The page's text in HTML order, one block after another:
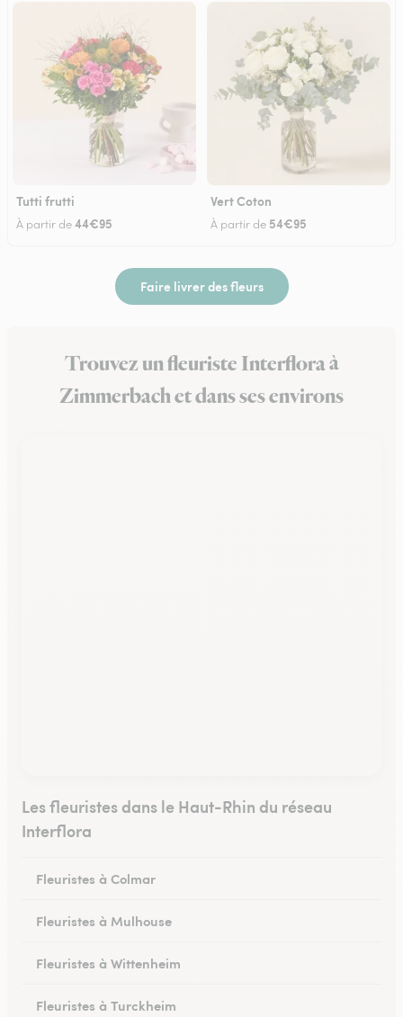
Tutti frutti
À partir de44€95
Vert Coton
À partir de 54€95
Faire livrer des fleurs
Trouvez un fleuriste Interflora à
Zimmerbach et dans ses environs
Les fleuristes dans le Haut-Rhin du réseau
Interflora
Fleuristes à Colmar
Fleuristes à Mulhouse
Fleuristes à Wittenheim
Fleuristes à Turckheim